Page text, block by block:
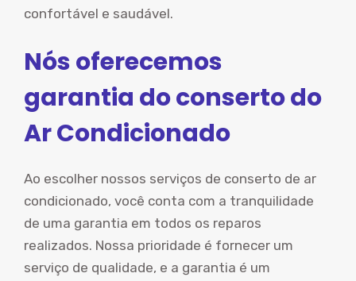
confortável e saudável.
Nós oferecemos
garantia do conserto do
Ar Condicionado
Ao escolher nossos serviços de conserto de ar
condicionado, você conta com a tranquilidade
de uma garantia em todos os reparos
realizados. Nossa prioridade é fornecer um
serviço de qualidade, e a garantia é um